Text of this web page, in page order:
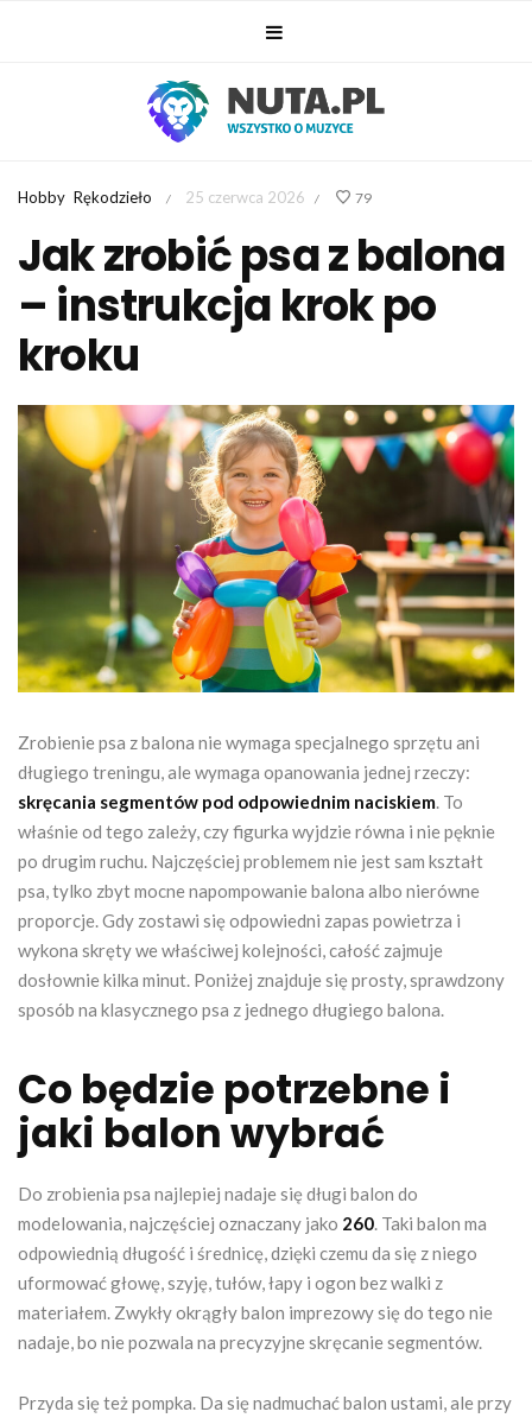
Hobby Rękodzieło / 25 czerwca 2026 / 79
Jak zrobić psa z balona
– instrukcja krok po
kroku
Zrobienie psa z balona nie wymaga specjalnego sprzętu ani
długiego treningu, ale wymaga opanowania jednej rzeczy:
skręcania segmentów pod odpowiednim naciskiem . To
właśnie od tego zależy, czy figurka wyjdzie równa i nie pęknie
po drugim ruchu. Najczęściej problemem nie jest sam kształt
psa, tylko zbyt mocne napompowanie balona albo nierówne
proporcje. Gdy zostawi się odpowiedni zapas powietrza i
wykona skręty we właściwej kolejności, całość zajmuje
dosłownie kilka minut. Poniżej znajduje się prosty, sprawdzony
sposób na klasycznego psa z jednego długiego balona.
Co będzie potrzebne i
jaki balon wybrać
Do zrobienia psa najlepiej nadaje się długi balon do
modelowania, najczęściej oznaczany jako 260 . Taki balon ma
odpowiednią długość i średnicę, dzięki czemu da się z niego
uformować głowę, szyję, tułów, łapy i ogon bez walki z
materiałem. Zwykły okrągły balon imprezowy się do tego nie
nadaje, bo nie pozwala na precyzyjne skręcanie segmentów.
Przyda się też pompka. Da się nadmuchać balon ustami, ale przy